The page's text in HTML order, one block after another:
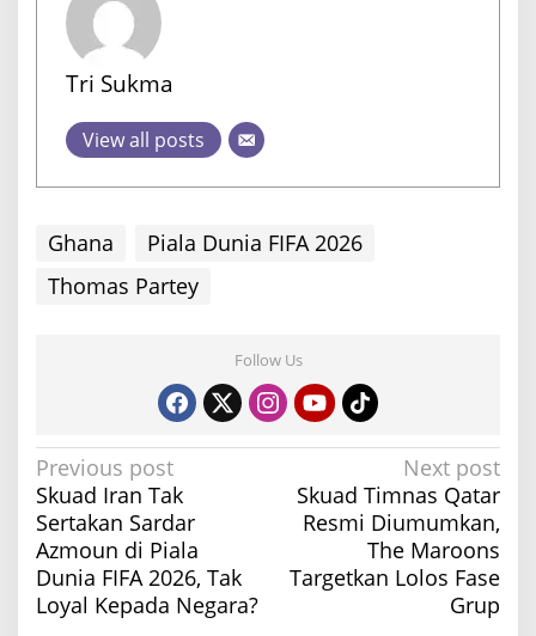
Tri Sukma
View all posts
Ghana
Piala Dunia FIFA 2026
Thomas Partey
Follow Us
P
o
s
t
n
Previous post
Skuad Iran Tak
Sertakan Sardar
Azmoun di Piala
Dunia FIFA 2026, Tak
Loyal Kepada Negara?
Next post
Skuad Timnas Qatar
Resmi Diumumkan,
The Maroons
Targetkan Lolos Fase
Grup